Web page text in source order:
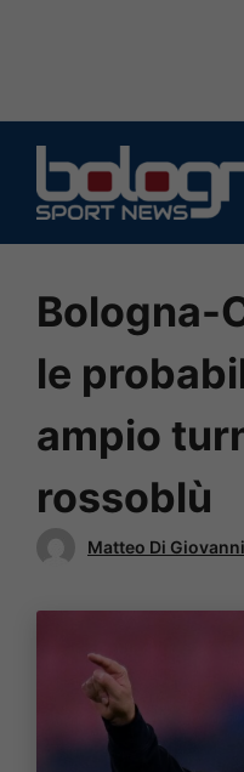
contenuto
Bologna-
le
ampio
rossoblù
Matteo Di Giovanni